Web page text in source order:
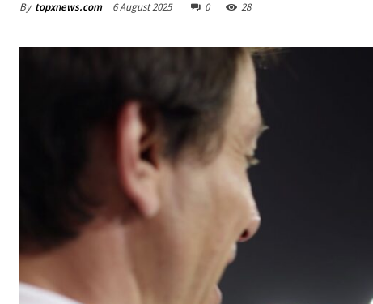
By topxnews.com 6 August 2025 0 28